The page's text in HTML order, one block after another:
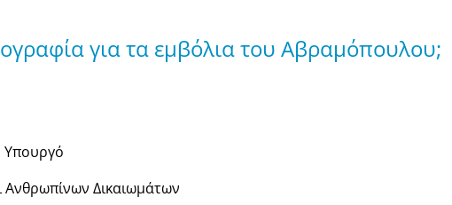
για τα εμβόλια του Αβραμόπουλου;
Υπουργό
Ανθρωπίνων Δικαιωμάτων